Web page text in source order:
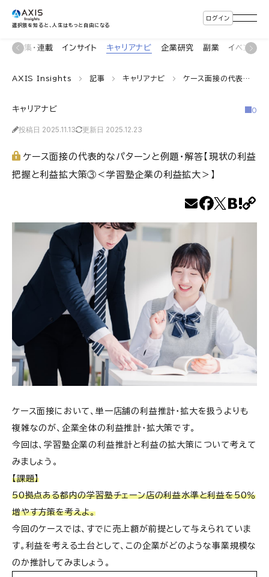
選択肢を知ると、人生はもっと自由になる
ログイン
特集・連載 インサイト キャリアナビ 企業研究 副業 イベント
AXIS Insights 記事 キャリアナビ ケース面接の代表的なパターンと例題・解答【現状の利益把握と利益拡大策③＜学習塾企業の利益拡大＞】
キャリアナビ
投稿日 2025.11.13 更新日 2025.12.23
0
ケース面接の代表的なパターンと例題・解答【現状の利益
把握と利益拡大策③＜学習塾企業の利益拡大＞】
ケース面接において、単一店舗の利益推計・拡大を扱うよりも
複雑なのが、企業全体の利益推計・拡大策です。
今回は、学習塾企業の利益推計と利益の拡大策について考えて
みましょう。
【課題】
50拠点ある都内の学習塾チェーン店の利益水準と利益を50％
増やす方策を考えよ。
今回のケースでは、すでに売上額が前提として与えられていま
す。利益を考える土台として、この企業がどのような事業規模な
のか推計してみましょう。